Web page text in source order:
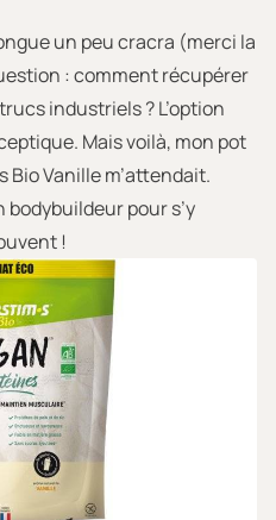
un peu cracra (merci la
: comment récupérer
industriels ? L’option
Mais voilà, mon pot
Bio Vanille m’attendait.
bodybuildeur pour s’y
!